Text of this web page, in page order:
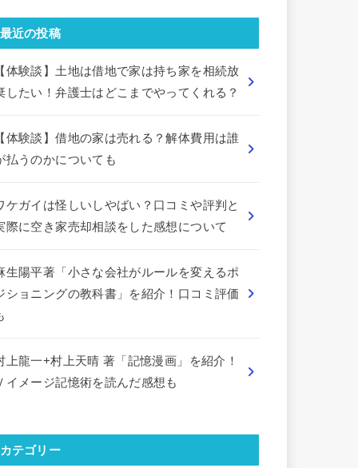
最近の投稿
体験談】土地は借地で家は持ち家を相続放
したい！弁護士はどこまでやってくれる？
体験談】借地の家は売れる？解体費用は誰
払うのかについても
ケガイは怪しいしやばい？口コミや評判と
際に空き家売却相談をした感想について
生陽平著「小さな会社がルールを変えるポ
ショニングの教科書」を紹介！口コミ評価
上龍一+村上天晴 著「記憶漫画」を紹介！
イメージ記憶術を読んだ感想も
カテゴリー